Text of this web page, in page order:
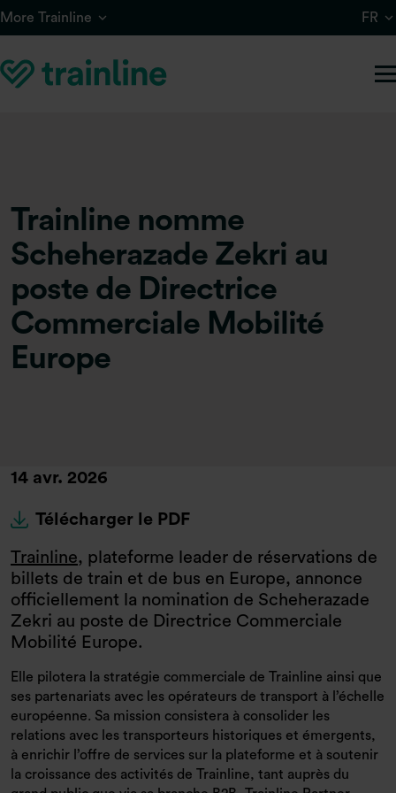
Skip to main content
More Trainline FR
Trainline nomme
Scheherazade Zekri au
poste de Directrice
Commerciale Mobilité
Europe
14 avr. 2026
Télécharger le PDF
Trainline, plateforme leader de réservations de
billets de train et de bus en Europe, annonce
officiellement la nomination de Scheherazade
Zekri au poste de Directrice Commerciale
Mobilité Europe.
Elle pilotera la stratégie commerciale de Trainline ainsi que
ses partenariats avec les opérateurs de transport à l’échelle
européenne. Sa mission consistera à consolider les
relations avec les transporteurs historiques et émergents,
à enrichir l’offre de services sur la plateforme et à soutenir
la croissance des activités de Trainline, tant auprès du